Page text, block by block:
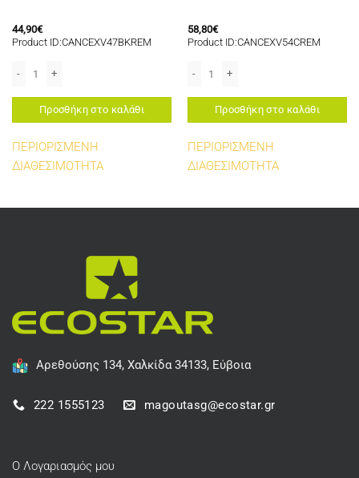
44,90€
Product ID:CANCEXV47BKREM
Προσθήκη στο καλάθι
ΠΕΡΙΟΡΙΣΜΕΝΗ
ΔΙΑΘΕΣΙΜΟΤΗΤΑ
58,80€
Product ID:CANCEXV54CREM
Προσθήκη στο καλάθι
ΠΕΡΙΟΡΙΣΜΕΝΗ
ΔΙΑΘΕΣΙΜΟΤΗΤΑ
Αρεθούσης 134, Χαλκίδα 34133, Εύβοια
222 1555123 magoutasg@ecostar.gr
Ο Λογαριασμός μου